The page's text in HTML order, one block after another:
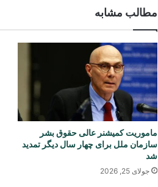
مطالب مشابه
ماموریت کمیشنر عالی حقوق بشر
سازمان ملل برای چهار سال دیگر تمدید
شد
جولای 25, 2026